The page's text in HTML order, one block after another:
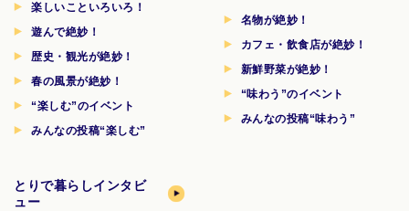
楽しいこといろいろ！
遊んで絶妙！
歴史・観光が絶妙！
春の風景が絶妙！
“楽しむ”のイベント
みんなの投稿“楽しむ”
名物が絶妙！
カフェ・飲食店が絶妙！
新鮮野菜が絶妙！
“味わう”のイベント
みんなの投稿“味わう”
とりで暮らしインタビ
ュー